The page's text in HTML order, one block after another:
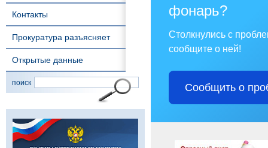
Контакты
Прокуратура разъясняет
Открытые данные
поиск
фонарь?
Столкнулись с
сообщите о ней!
Сообщить о